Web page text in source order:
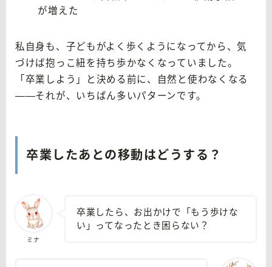
が増えた
私自身も、子どもがよく歩くようになってから、気
づけば抱っこ紐を持ち歩かなくなっていました。
「卒業しよう」と決める前に、自然と使わなくなる
——それが、いちばん多いパターンです。
卒業したあとの移動はどうする？
ミナ
卒業したら、お出かけで「もう歩けな
い」ってなったとき困らない？